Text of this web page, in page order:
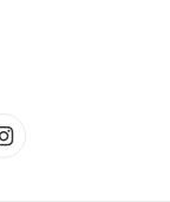
Instagram